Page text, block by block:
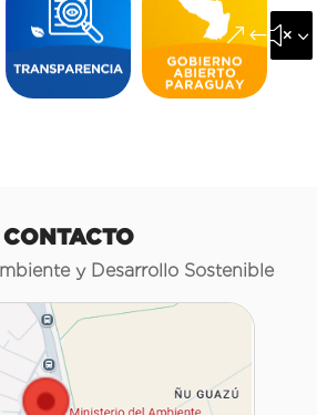
CONTACTO
y Desarrollo Sostenible